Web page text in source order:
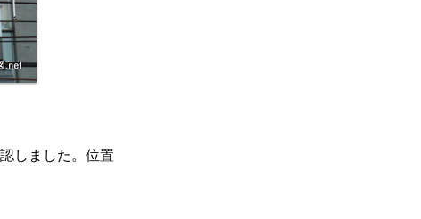
しました。位置